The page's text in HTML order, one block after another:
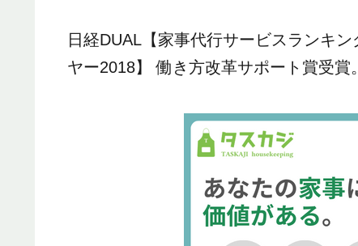
日経DUAL【家事代行サービスランキ
ヤー2018】 働き方改革サポート賞受賞。